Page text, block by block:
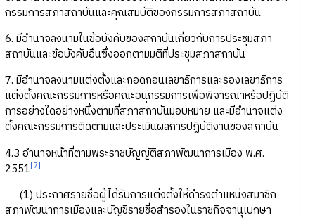
กรรมการสภาสถาบันและคุณสมบัติของกรรมการสภาสถาบัน
6. มีอำนาจลงนามในข้อบังคับของสถาบันเกี่ยวกับการประชุมสภา
สถาบันและข้อบังคับอื่นซึ่งออกตามมติที่ประชุมสภาสถาบัน
7. มีอำนาจลงนามแต่งตั้งและถอดถอนเลขาธิการและรองเลขาธิการ
แต่งตั้งคณะกรรมการหรือคณะอนุกรรมการเพื่อพิจารณาหรือปฏิบัติ
การอย่างใดอย่างหนึ่งตามที่สภาสถาบันมอบหมาย และมีอำนาจแต่ง
ตั้งคณะกรรมการติดตามและประเมินผลการปฏิบัติงานของสถาบัน
4.3 อำนาจหน้าที่ตามพระราชบัญญัติสภาพัฒนาการเมือง พ.ศ.
2551[7]
(1) ประกาศรายชื่อผู้ได้รับการแต่งตั้งให้ดำรงตำแหน่งสมาชิก
สภาพัฒนาการเมืองและบัญชีรายชื่อสำรองในราชกิจจานุเบกษา